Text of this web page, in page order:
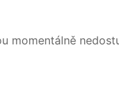
momentálně